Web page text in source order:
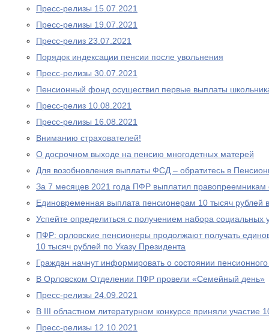
Пресс-релизы 15.07.2021
Пресс-релизы 19.07.2021
Пресс-релиз 23.07.2021
Порядок индексации пенсии после увольнения
Пресс-релизы 30.07.2021
Пенсионный фонд осуществил первые выплаты
Пресс-релиз 10.08.2021
Пресс-релизы 16.08.2021
Вниманию страхователей!
О досрочном выходе на пенсию многодетных матерей
Для возобновления выплаты ФСД – обратитесь в
За 7 месяцев 2021 года ПФР выплатил
Единовременная выплата пенсионерам 10 тысяч рублей
Успейте определиться с получением набора социальных
ПФР: орловские пенсионеры продолжают получать
10 тысяч рублей по Указу Президента
Граждан начнут информировать о состоянии
В Орловском Отделении ПФР провели «Семейный день»
Пресс-релизы 24.09.2021
В III областном литературном конкурсе приняли участие
Пресс-релизы 12.10.2021